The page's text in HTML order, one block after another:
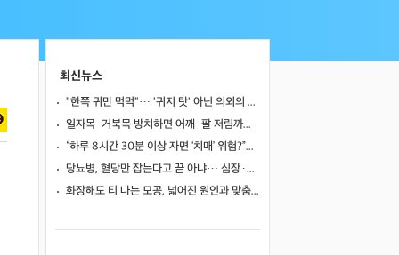
최신뉴스
"한쪽 귀만 먹먹"… '귀지 탓' 아닌 의외의 원인 4가지
일자목·거북목 방치하면 어깨·팔 저림까지…초기 관리가 중요한 이유
“하루 8시간 30분 이상 자면 ‘치매’ 위험?”… 혈액 속 알츠하이머 단백질 늘었다
당뇨병, 혈당만 잡는다고 끝 아냐… 심장·신장·발 건강 관리까지 챙겨야
화장해도 티 나는 모공, 넓어진 원인과 맞춤 치료법